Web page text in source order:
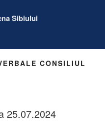
CONSILIUL
25.07.2024